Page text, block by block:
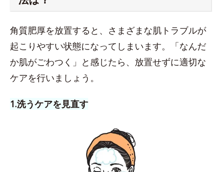
角質肥厚を放置すると、さまざまな肌トラブルが
起こりやすい状態になってしまいます。「なんだ
か肌がごわつく」と感じたら、放置せずに適切な
ケアを行いましょう。
1.洗うケアを見直す